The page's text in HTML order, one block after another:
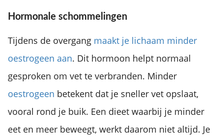
Hormonale schommelingen
Tijdens de overgang maakt je lichaam minder
oestrogeen aan. Dit hormoon helpt normaal
gesproken om vet te verbranden. Minder
oestrogeen betekent dat je sneller vet opslaat,
vooral rond je buik. Een dieet waarbij je minder
eet en meer beweegt, werkt daarom niet altijd. Je